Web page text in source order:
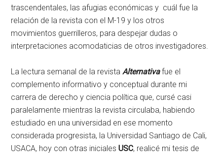
trascendentales, las afugias económicas y cuál fue la
relación de la revista con el M-19 y los otros
movimientos guerrilleros, para despejar dudas o
interpretaciones acomodaticias de otros investigadores.
La lectura semanal de la revistaAlternativafue el
complemento informativo y conceptual durante mi
carrera de derecho y ciencia política que, cursé casi
paralelamente mientras la revista circulaba, habiendo
estudiado en una universidad en ese momento
considerada progresista, la Universidad Santiago de Cali,
USACA, hoy con otras inicialesUSC, realicé mi tesis de